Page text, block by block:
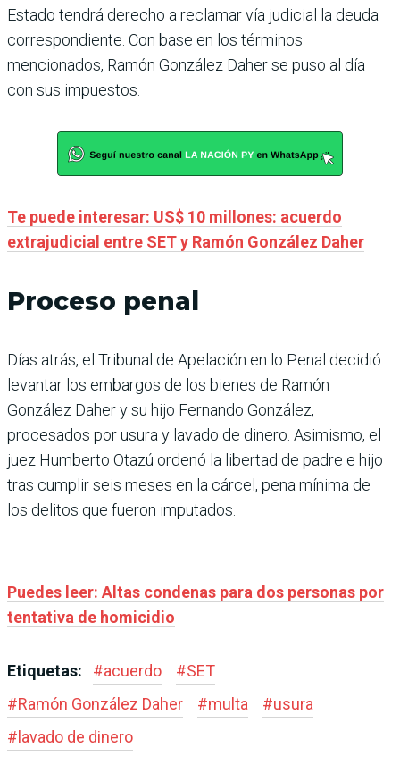
Estado tendrá derecho a reclamar vía judicial la deuda
correspondiente. Con base en los términos
mencionados, Ramón González Daher se puso al día
con sus impuestos.
Te puede interesar: US$ 10 millones: acuerdo
extrajudicial entre SET y Ramón González Daher
Proceso penal
Días atrás, el Tribunal de Apelación en lo Penal decidió
levantar los embargos de los bienes de Ramón
González Daher y su hijo Fernando González,
procesados por usura y lavado de dinero. Asimismo, el
juez Humberto Otazú ordenó la libertad de padre e hijo
tras cumplir seis meses en la cárcel, pena mínima de
los delitos que fueron imputados.
Puedes leer: Altas condenas para dos personas por
tentativa de homicidio
Etiquetas: #acuerdo #SET
#Ramón González Daher #multa #usura
# lavado de dinero